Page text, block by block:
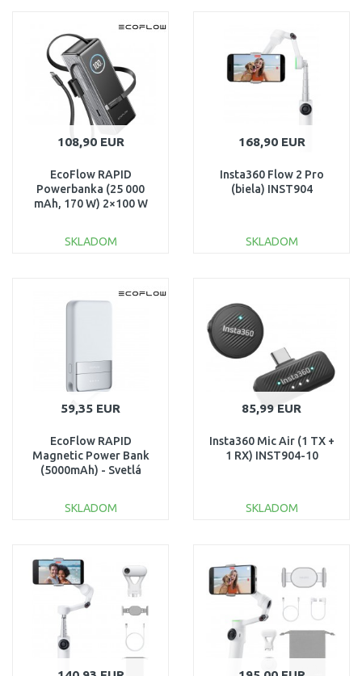
Porovnať Porovnať
108,90 EUR
EcoFlow RAPID
Powerbanka (25 000
mAh, 170 W) 2×100 W
SKLADOM
Porovnať
168,90 EUR
Insta360 Flow 2 Pro
(biela) INST904
SKLADOM
59,35 EUR
EcoFlow RAPID
Magnetic Power Bank
(5000mAh) - Svetlá
SKLADOM
Porovnať
85,99 EUR
Insta360 Mic Air (1 TX +
1 RX) INST904-10
SKLADOM
Porovnať